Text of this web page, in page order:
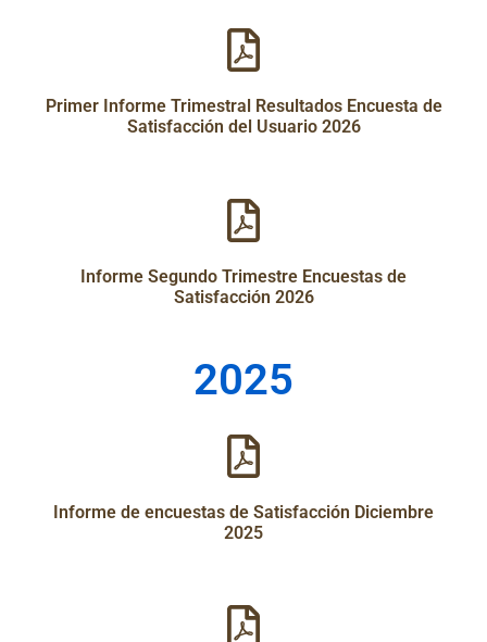
Primer Informe Trimestral Resultados Encuesta de
Satisfacción del Usuario 2026
Informe Segundo Trimestre Encuestas de
Satisfacción 2026
2025
Informe de encuestas de Satisfacción Diciembre
2025